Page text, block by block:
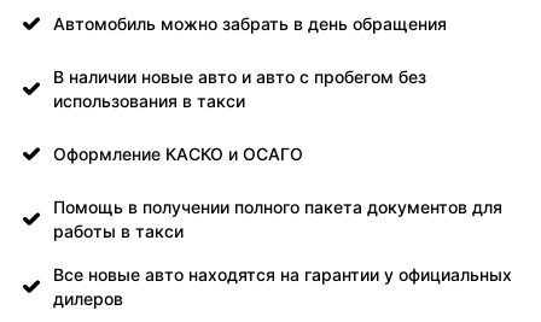
Автомобиль можно забрать в день обращения
В наличии новые авто и авто с пробегом без
использования в такси
Оформление КАСКО и ОСАГО
Помощь в получении полного пакета документов для
работы в такси
Все новые авто находятся на гарантии у официальных
дилеров